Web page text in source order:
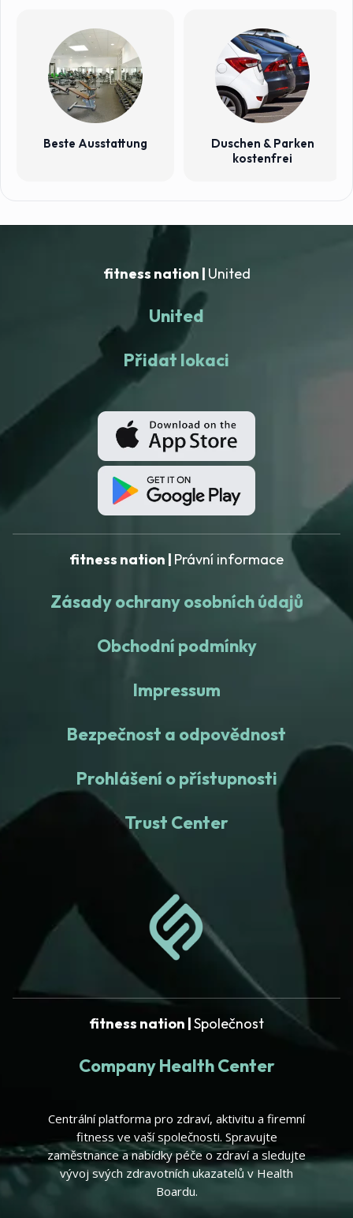
Beste Ausstattung
Duschen & Parken
kostenfrei
fitness nation | United
United
Přidat lokaci
fitness nation | Právní informace
Zásady ochrany osobních údajů
Obchodní podmínky
Impressum
Bezpečnost a odpovědnost
Prohlášení o přístupnosti
Trust Center
fitness nation |Společnost
Company Health Center
Centrální platforma pro zdraví, aktivitu a firemní
fitness ve vaší společnosti. Spravujte
zaměstnance a nabídky péče o zdraví a sledujte
vývoj svých zdravotních ukazatelů v Health
Boardu.